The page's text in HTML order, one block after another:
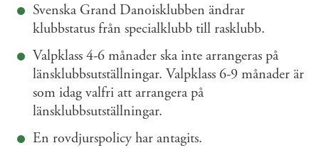
Svenska Grand Danoisklubben ändrar
klubbstatus från specialklubb till rasklubb.
Valpklass 4-6 månader ska inte arrangeras på
länsklubbsutställningar. Valpklass 6-9 månader är
som idag valfri att arrangera på
länsklubbsutställningar.
En rovdjurspolicy har antagits.